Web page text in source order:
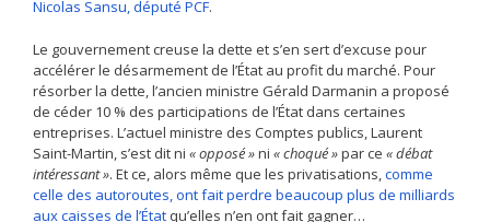
Nicolas Sansu, député PCF.
Le gouvernement creuse la dette et s’en sert d’excuse pour
accélérer le désarmement de l’État au profit du marché. Pour
résorber la dette, l’ancien ministre Gérald Darmanin a proposé
de céder 10 % des participations de l’État dans certaines
entreprises. L’actuel ministre des Comptes publics, Laurent
Saint-Martin, s’est dit ni « opposé »ni « choqué »par ce « débat
intéressant ». Et ce, alors même que les privatisations,comme
celle des autoroutes, ont fait perdre beaucoup plus de milliards
aux caisses de l’État qu’elles n’en ont fait gagner…